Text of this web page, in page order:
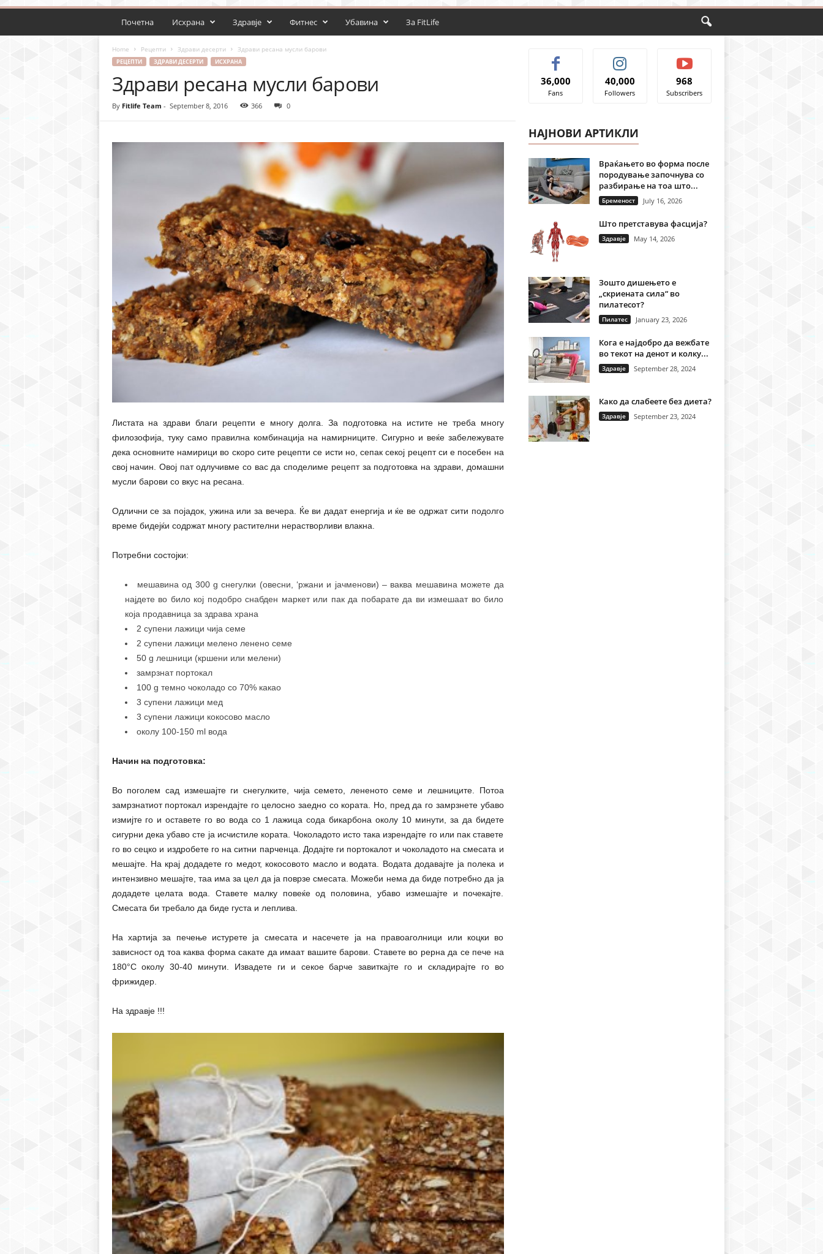
Почетна Исхрана Здравје Фитнес Убавина За FitLife
Home Рецепти Здрави десерти Здрави ресaна мусли барови
РЕЦЕПТИ ЗДРАВИ ДЕСЕРТИ ИСХРАНА
Здрави ресaна мусли барови
By Fitlife Team - September 8, 2016 366 0
Листата на здрави благи рецепти е многу долга. За подготовка на истите не треба многу
филозофија, туку само правилна комбинација на намирниците. Сигурно и веќе забележувате
дека основните намирици во скоро сите рецепти се исти но, сепак секој рецепт си е посебен на
свој начин. Овој пат одлучивме со вас да споделиме рецепт за подготовка на здрави, домашни
мусли барови со вкус на ресана.
Одлични се за појадок, ужина или за вечера. Ќе ви дадат енергија и ќе ве одржат сити подолго
време бидејќи содржат многу растителни нерастворливи влакна.
Потребни состојки:
мешавина од 300 g снегулки (овесни, ‘ржани и јачменови) – ваква мешавина можете да
најдете во било кој подобро снабден маркет или пак да побарате да ви измешаат во било
која продавница за здрава храна
2 супени лажици чија семе
2 супени лажици мелено ленено семе
50 g лешници (кршени или мелени)
замрзнат портокал
100 g темно чоколадо со 70% какао
3 супени лажици мед
3 супени лажици кокосово масло
околу 100-150 ml вода
Начин на подготовка:
Во поголем сад измешајте ги снегулките, чија семето, лененото семе и лешниците. Потоа
замрзнатиот портокал изрендајте го целосно заедно со кората. Но, пред да го замрзнете убаво
измијте го и оставете го во вода со 1 лажица сода бикарбона околу 10 минути, за да бидете
сигурни дека убаво сте ја исчистиле кората. Чоколадото исто така изрендајте го или пак ставете
го во сецко и издробете го на ситни парченца. Додајте ги портокалот и чоколадото на смесата и
мешајте. На крај додадете го медот, кокосовото масло и водата. Водата додавајте ја полека и
интензивно мешајте, таа има за цел да ја поврзе смесата. Можеби нема да биде потребно да ја
додадете целата вода. Ставете малку повеќе од половина, убаво измешајте и почекајте.
Смесата би требало да биде густа и леплива.
На хартија за печење истурете ја смесата и насечете ја на правоаголници или коцки во
зависност од тоа каква форма сакате да имаат вашите барови. Ставете во рерна да се пече на
180°С околу 30-40 минути. Извадете ги и секое барче завиткајте го и складирајте го во
фрижидер.
На здравје !!!
36,000
Fans
40,000
Followers
968
Subscribers
НАЈНОВИ АРТИКЛИ
Враќањето во форма после
породување започнува со
разбирање на тоа што...
Бременост July 16, 2026
Што претставува фасција?
Здравје May 14, 2026
Зошто дишењето е
„скриената сила“ во
пилатесот?
Пилатес January 23, 2026
Кога е најдобро да вежбате
во текот на денот и колку...
Здравје September 28, 2024
Како да слабеете без диета?
Здравје September 23, 2024